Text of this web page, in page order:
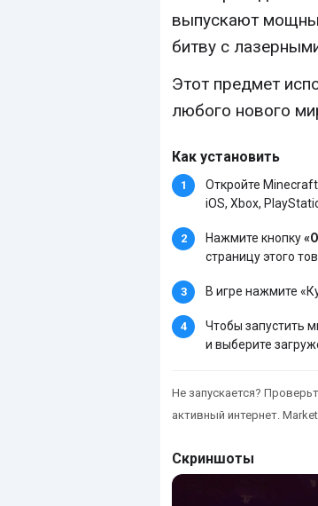
выпускают
битву с
Этот предмет
любого нового
Как установить
Откройте
iOS, Xbox,
Нажмите кнопку
страницу этого
В игре нажмите
Чтобы запустить
и выберите
Не запускается?
активный интернет.
Скриншоты